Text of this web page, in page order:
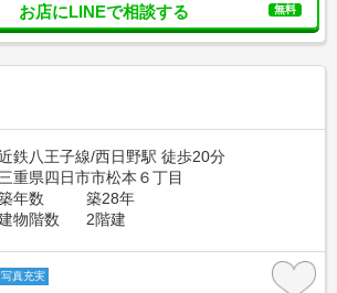
お店にLINEで相談する 無料
鉄八王子線/西日野駅 徒歩20分
三重県四日市市松本６丁目
年数
築28年
物階数
2階建
写真充実